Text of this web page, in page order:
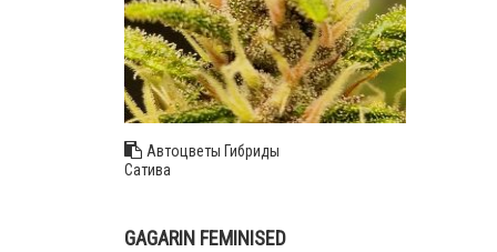
Автоцветы Гибриды
Сатива
GAGARIN FEMINISED